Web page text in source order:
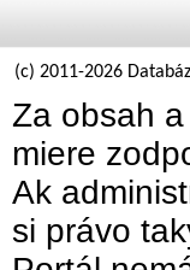
(c) 2011-2026
Za obsah
miere
Ak
si právo